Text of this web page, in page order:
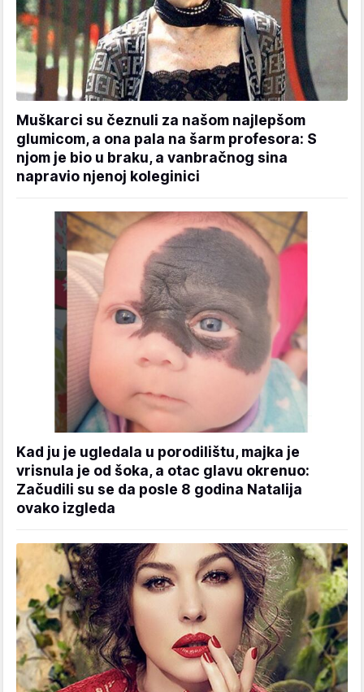
Muškarci su čeznuli za našom najlepšom
glumicom, a ona pala na šarm profesora: S
njom je bio u braku, a vanbračnog sina
napravio njenoj koleginici
Kad ju je ugledala u porodilištu, majka je
vrisnula je od šoka, a otac glavu okrenuo:
Začudili su se da posle 8 godina Natalija
ovako izgleda